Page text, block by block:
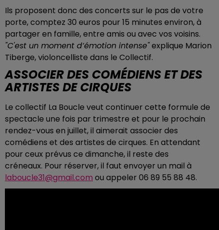
Ils proposent donc des concerts sur le pas de votre
porte, comptez 30 euros pour 15 minutes environ, à
partager en famille, entre amis ou avec vos voisins.
"C'est un moment d’émotion intense"explique Marion
Tiberge, violoncelliste dans le Collectif.
ASSOCIER DES COMÉDIENS ET DES
ARTISTES DE CIRQUES
Le collectif La Boucle veut continuer cette formule de
spectacle une fois par trimestre et pour le prochain
rendez-vous en juillet, il aimerait associer des
comédiens et des artistes de cirques. En attendant
pour ceux prévus ce dimanche, il reste des
créneaux. Pour réserver, il faut envoyer un mail à
laboucle31@gmail.com ou appeler 06 89 55 88 48.